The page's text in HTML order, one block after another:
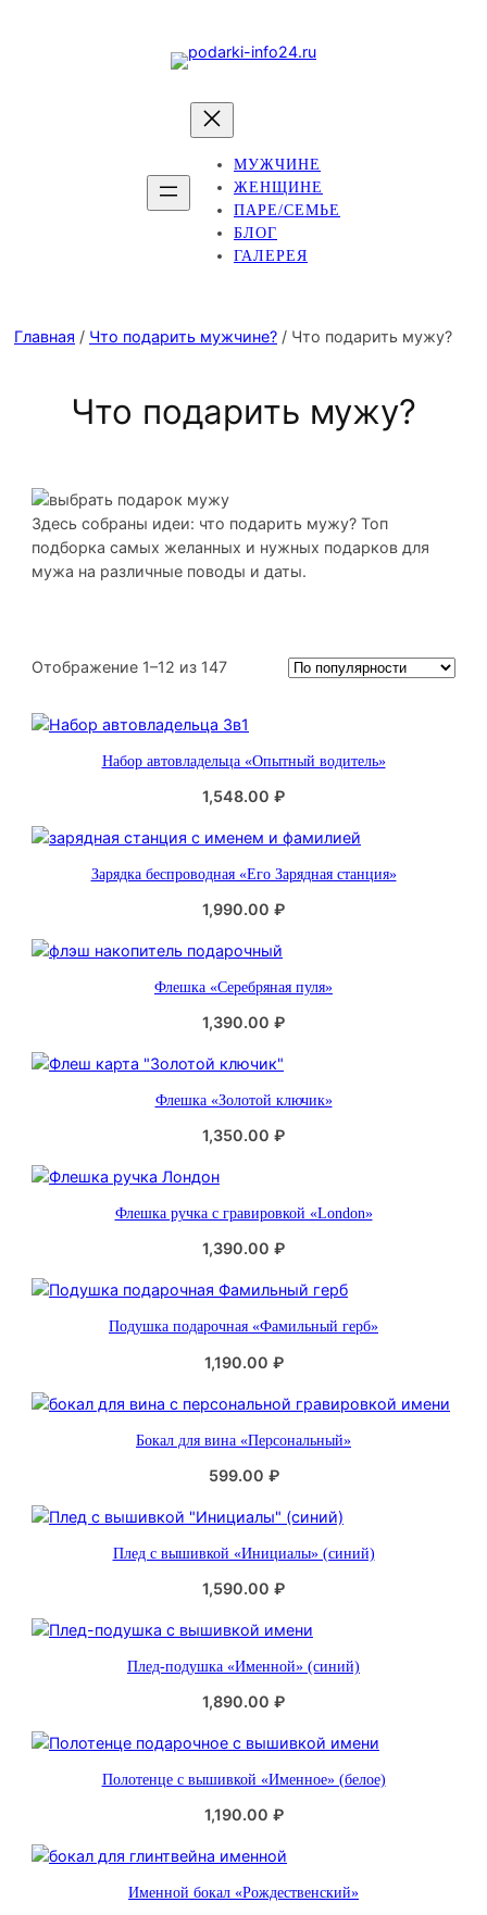
МУЖЧИНЕ
ЖЕНЩИНЕ
ПАРЕ/СЕМЬЕ
БЛОГ
ГАЛЕРЕЯ
Главная / Что подарить мужчине? / Что подарить мужу?
Что подарить мужу?
Здесь собраны идеи: что подарить мужу? Топ
подборка самых желанных и нужных подарков для
мужа на различные поводы и даты.
Отображение 1–12 из 147С
р
т
и
р
в
а
:
о
п
о
п
л
я
н
т
и
Набор автовладельца «Опытный водитель»
1,548.00 ₽
Зарядка беспроводная «Его Зарядная станция»
1,990.00 ₽
Флешка «Серебряная пуля»
1,390.00 ₽
Флешка «Золотой ключик»
1,350.00 ₽
Флешка ручка с гравировкой «London»
1,390.00 ₽
Подушка подарочная «Фамильный герб»
1,190.00 ₽
Бокал для вина «Персональный»
599.00 ₽
Плед с вышивкой «Инициалы» (синий)
1,590.00 ₽
Плед-подушка «Именной» (синий)
1,890.00 ₽
Полотенце с вышивкой «Именное» (белое)
1,190.00 ₽
Именной бокал «Рождественский»